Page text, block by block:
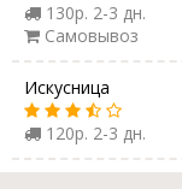
130р. 2-3 дн.
Самовывоз
Искусница
120р. 2-3 дн.